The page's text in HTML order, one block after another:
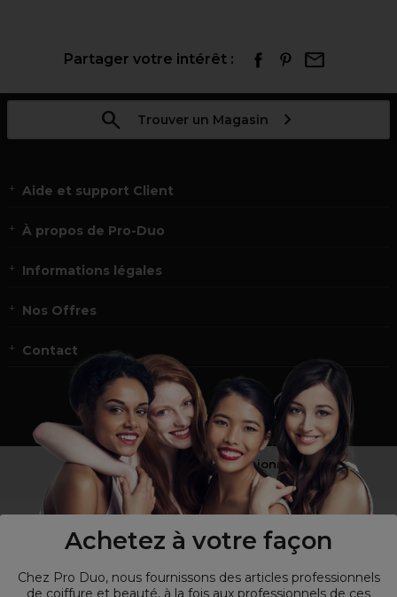
Achetez à votre façon
Chez Pro Duo, nous fournissons des articles professionnels
de coiffure et beauté, à la fois aux professionnels de ces
Partager votre intérêt :
Trouver un Magasin
Aide et support Client
À propos de Pro-Duo
Informations légales
Nos Offres
Contact
Vous n’êtes pas un professionnel ?
Visitez notre site pourles particuliers !